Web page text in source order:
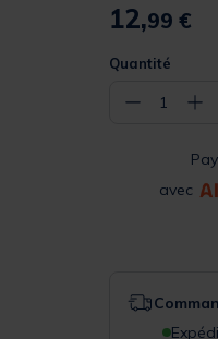
12,99 €
Quantité
− 1 +
avec